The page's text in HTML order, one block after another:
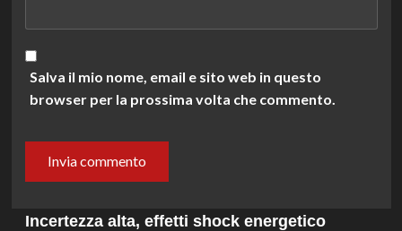
Salva il mio nome, email e sito web in questo
browser per la prossima volta che commento.
Incertezza alta, effetti shock energetico